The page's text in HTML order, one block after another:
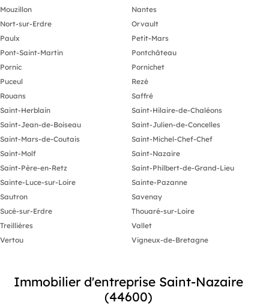
Mouzillon
Nantes
Nort-sur-Erdre
Orvault
Paulx
Petit-Mars
Pont-Saint-Martin
Pontchâteau
Pornic
Pornichet
Puceul
Rezé
Rouans
Saffré
Saint-Herblain
Saint-Hilaire-de-Chaléons
Saint-Jean-de-Boiseau
Saint-Julien-de-Concelles
Saint-Mars-de-Coutais
Saint-Michel-Chef-Chef
Saint-Molf
Saint-Nazaire
Saint-Père-en-Retz
Saint-Philbert-de-Grand-Lieu
Sainte-Luce-sur-Loire
Sainte-Pazanne
Sautron
Savenay
Sucé-sur-Erdre
Thouaré-sur-Loire
Treillières
Vallet
Vertou
Vigneux-de-Bretagne
Immobilier d'entreprise Saint-Nazaire
(44600)